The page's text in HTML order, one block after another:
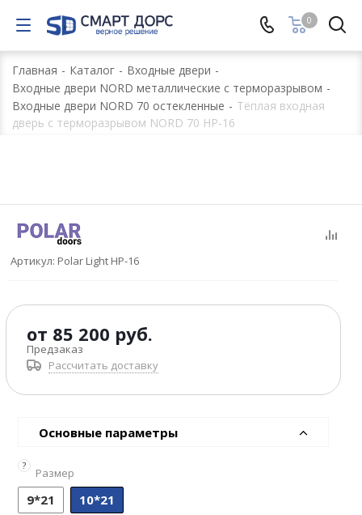
0
Главная - Каталог - Входные двери -
Входные двери NORD металлические с терморазрывом -
Входные двери NORD 70 остекленные - Тёплая входная
дверь с терморазрывом NORD 70 НР-16
Артикул: Polar Light НР-16
от 85 200 руб.
Предзаказ
Рассчитать доставку
Основные параметры
?
Размер
9*21 10*21